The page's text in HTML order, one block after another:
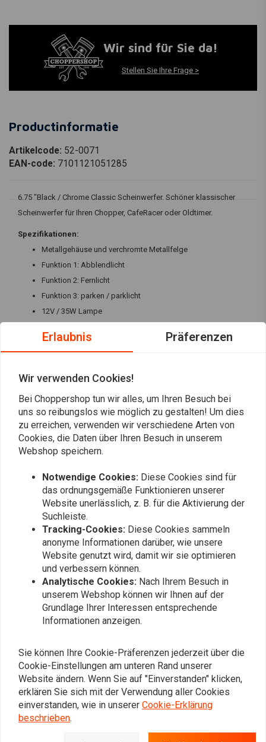
Wir sind für Sie da!
Stellen Sie Ihre Frage >
Productinformatie
Artikelcode: 52-0071
EAN-code: 7101121051285
6.75 "Black / Chrome Classic Scheinwerfer. Schöner klassischer
Scheinwerfer für Ihren Chopper, CafeRacer oder Oldtimer.
Spezifikationen:
Metallgehäuse und verchromte Metallfelge
Funktion 1: Abblendlicht
Funktion 2: Fernlicht
Funktion 3: parken / parklicht
12V / 35W Lampe
Kabelbezeichnung: blau = Fernlicht / weiß = Abblendlicht /
Die Abmessungen entnehmen Sie bitte den Fotos
Bewertungen
4,5 (6 reviews)
John B.
Mooie koplamp, strak design en perfecte
maat voor m’n Suzuki caferacer!
Jan V.
good!
Fügen Sie Ihre Bewertung hinzu
Ähnliche Produkte
Erlaubnis Präferenzen
Wir verwenden Cookies!
Bei Choppershop tun wir alles, um Ihren Besuch bei
uns so reibungslos wie möglich zu gestalten! Um dies
zu erreichen, verwenden wir verschiedene Arten von
Cookies, die Daten über Ihren Besuch in unserem
Webshop speichern.
Notwendige Cookies: Diese Cookies sind für
das ordnungsgemäße Funktionieren unserer
Website unerlässlich, z. B. für die Aktivierung der
Suchleiste.
Tracking-Cookies: Diese Cookies sammeln
anonyme Informationen darüber, wie unsere
Website genutzt wird, damit wir sie optimieren
und verbessern können.
Analytische Cookies: Nach Ihrem Besuch in
unserem Webshop können wir Ihnen auf der
Grundlage Ihrer Interessen entsprechende
Informationen anzeigen.
Sie können Ihre Cookie-Präferenzen jederzeit über die
Cookie-Einstellungen am unteren Rand unserer
Website ändern. Wenn Sie auf "Einverstanden" klicken,
erklären Sie sich mit der Verwendung aller Cookies
einverstanden, wie in unserer Cookie-Erklärung
beschrieben.